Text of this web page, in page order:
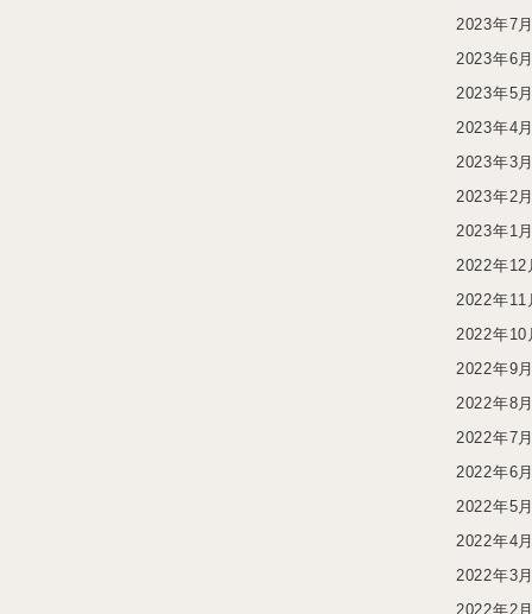
2023年7月
2023年6月
2023年5月
2023年4月
2023年3月
2023年2月
2023年1月
2022年12
2022年11
2022年10
2022年9月
2022年8月
2022年7月
2022年6月
2022年5月
2022年4月
2022年3月
2022年2月